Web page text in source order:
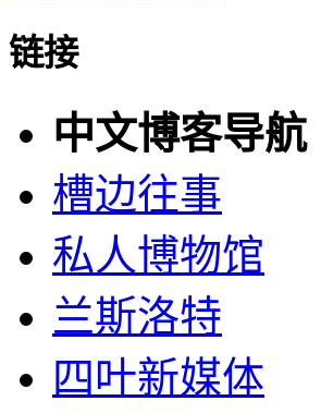
链接
中文博客导航
槽边往事
私人博物馆
兰斯洛特
四叶新媒体